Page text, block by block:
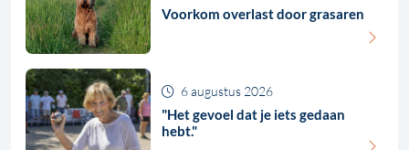
Voorkom overlast door grasaren
"Het gevoel dat je iets gedaan
hebt."
6 augustus 2026